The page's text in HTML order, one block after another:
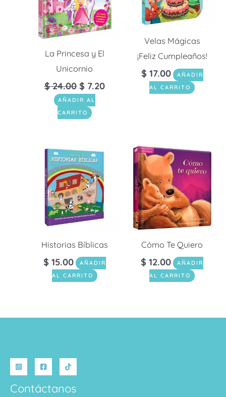
La Princesa y El
Unicornio
$24.00 $ 7.20
AÑADIR AL
CARRITO
Velas Mágicas
¡Feliz Cumpleaños!
$ 17.00
AÑADIR
AL CARRITO
Historias Bíblicas
$ 15.00
AÑADIR
AL CARRITO
Cómo Te Quiero
$ 12.00
AÑADIR
AL CARRITO
Contáctanos